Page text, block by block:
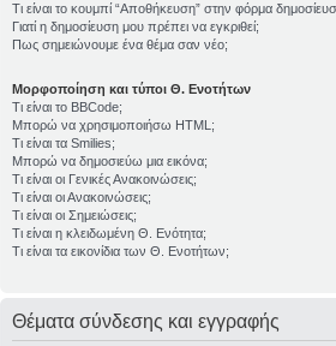
Τι είναι το κουμπί “Αποθήκευση” στην φόρμα
Γιατί η δημοσίευση μου πρέπει να εγκριθεί;
Πως σημειώνουμε ένα θέμα σαν νέο;
Μορφοποίηση και τύποι Θ. Ενοτήτων
Τι είναι το BBCode;
Μπορώ να χρησιμοποιήσω HTML;
Τι είναι τα Smilies;
Μπορώ να δημοσιεύω μια εικόνα;
Τι είναι οι Γενικές Ανακοινώσεις;
Τι είναι οι Ανακοινώσεις;
Τι είναι οι Σημειώσεις;
Τι είναι η κλειδωμένη Θ. Ενότητα;
Τι είναι τα εικονίδια των Θ. Ενοτήτων;
Θέματα σύνδεσης και εγγραφής